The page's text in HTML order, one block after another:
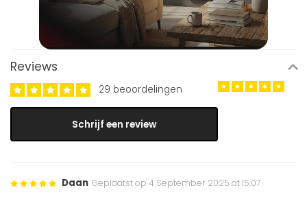
Reviews
29 beoordelingen
Schrijf een review
Daan Geplaatst op 4 September 2025 at 15:07